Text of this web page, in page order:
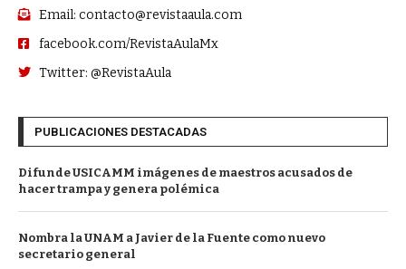
Email: contacto@revistaaula.com
facebook.com/RevistaAulaMx
Twitter: @RevistaAula
PUBLICACIONES DESTACADAS
Difunde USICAMM imágenes de maestros acusados de
hacer trampa y genera polémica
Nombra la UNAM a Javier de la Fuente como nuevo
secretario general